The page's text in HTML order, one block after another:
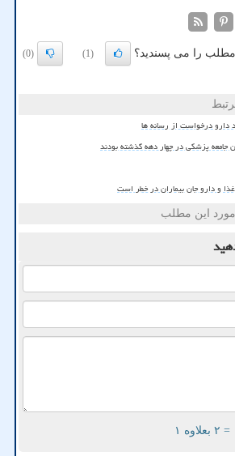
مطلب را می پسندید؟ (1)
(0)
دارو درخواست از رسانه ها
جامعه پزشکی در چهار دهه گذشته بودند
و دارو جان بیماران در خطر است
مورد این مطلب
= ۲ بعلاوه ۱